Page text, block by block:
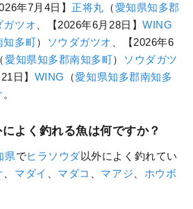
年7月4日】 正将丸 （愛知県知多郡
ガツオ 、【2026年6月28日】WING
知多町） ソウダガツオ
、【2026年6
（愛知県知多郡南知多町）
ソウダガツ
日】 WING （愛知県知多郡南知多
。
よく釣れる魚は何ですか？
県でヒラソウダ以外によく釣れてい
マダイ マダコ マアジ
ホウボ